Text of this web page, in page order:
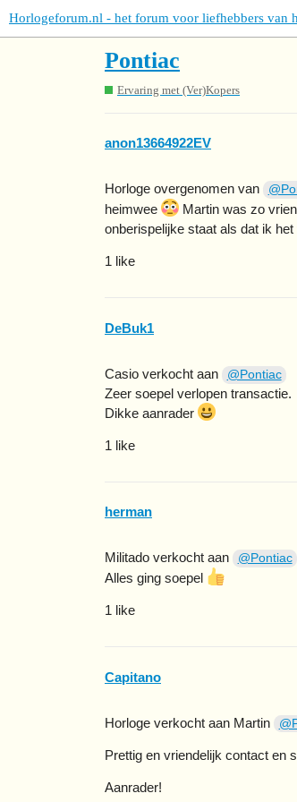
Horlogeforum.nl - het forum voor liefhebbers van
Pontiac
Ervaring met (Ver)Kopers
anon13664922EV
Horloge overgenomen van
heimwee
Martin was zo
onberispelijke staat als dat ik
1 like
DeBuk1
Casio verkocht aan @Pontiac
Zeer soepel verlopen transactie.
Dikke aanrader
1 like
herman
Militado verkocht aan @Pontiac
Alles ging soepel
1 like
Capitano
Horloge verkocht aan Martin
Prettig en vriendelijk contact en
Aanrader!